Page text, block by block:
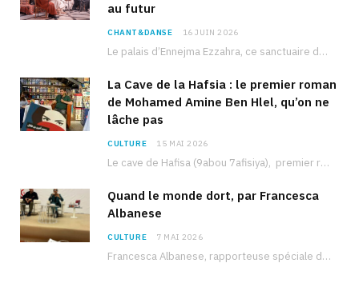
au futur
CHANT&DANSE 16 JUIN 2026
Le palais d’Ennejma Ezzahra, ce sanctuaire de la musique tunisienne et méditerranéenne construit par le…
La Cave de la Hafsia : le premier roman
de Mohamed Amine Ben Hlel, qu’on ne
lâche pas
CULTURE 15 MAI 2026
Le cave de Hafisa (9abou 7afisiya), premier roman du journaliste tunisien Mohamed Amine Ben Hlel,…
Quand le monde dort, par Francesca
Albanese
CULTURE 7 MAI 2026
Francesca Albanese, rapporteuse spéciale de l’ONU sur les territoires palestiniens occupés, était à Tunis pour…